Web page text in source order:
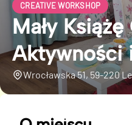
CREATIVE WORKSHOP
Mały
Aktywności
Wrocławska 51, 59-220